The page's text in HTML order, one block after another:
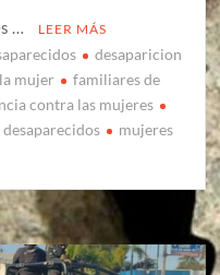
…
LEER MÁS
desaparicion
mujer
familiares de
contra las mujeres
desaparecidos
mujeres